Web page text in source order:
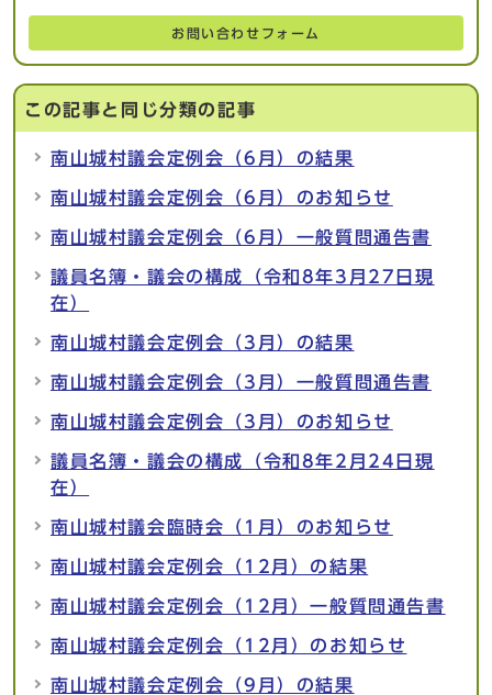
お問い合わせフォーム
この記事と同じ分類の記事
南山城村議会定例会（6月）の結果
南山城村議会定例会（6月）のお知らせ
南山城村議会定例会（6月）一般質問通告書
議員名簿・議会の構成（令和8年3月27日現
在）
南山城村議会定例会（3月）の結果
南山城村議会定例会（3月）一般質問通告書
南山城村議会定例会（3月）のお知らせ
議員名簿・議会の構成（令和8年2月24日現
在）
南山城村議会臨時会（1月）のお知らせ
南山城村議会定例会（12月）の結果
南山城村議会定例会（12月）一般質問通告書
南山城村議会定例会（12月）のお知らせ
南山城村議会定例会（9月）の結果